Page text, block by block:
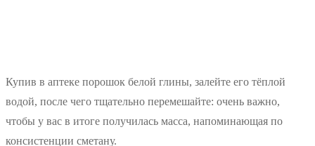
Купив в аптеке порошок белой глины, залейте его тёплой
водой, после чего тщательно перемешайте: очень важно,
чтобы у вас в итоге получилась масса, напоминающая по
консистенции сметану.